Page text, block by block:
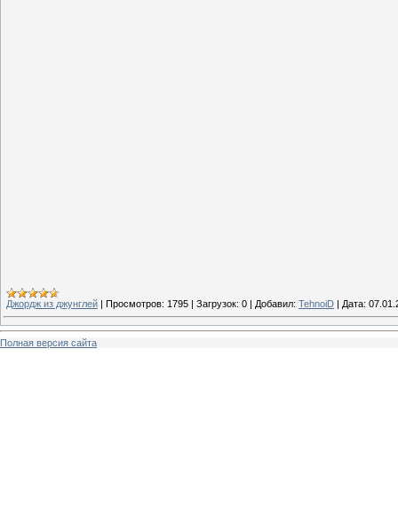
Джордж из джунглей | Просмотров: 1795 | Загрузок: 0 | Добавил: TehnoiD | Дата:
Полная версия сайта